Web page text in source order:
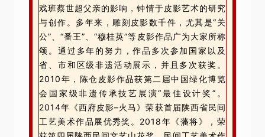
戏班蔡世超父亲的影响，钟情于皮影艺术的研究
与创作。多年来，雕刻皮影数千件，尤其是“关
公”、“番王”、“穆桂英”等皮影作品广为大家所称
颂。通过多年的努力，作品多次参加国家以及
省、市和区级非遗活动展示，并且多次获奖。
2010年，陈仓皮影作品获第二届中国绿化博览
会国家级非遗传承技艺展演“最佳设计奖”。
2014年《西府皮影–火马》荣获首届陕西省民间
工艺美术作品展优秀奖。2018年《藩将》，荣